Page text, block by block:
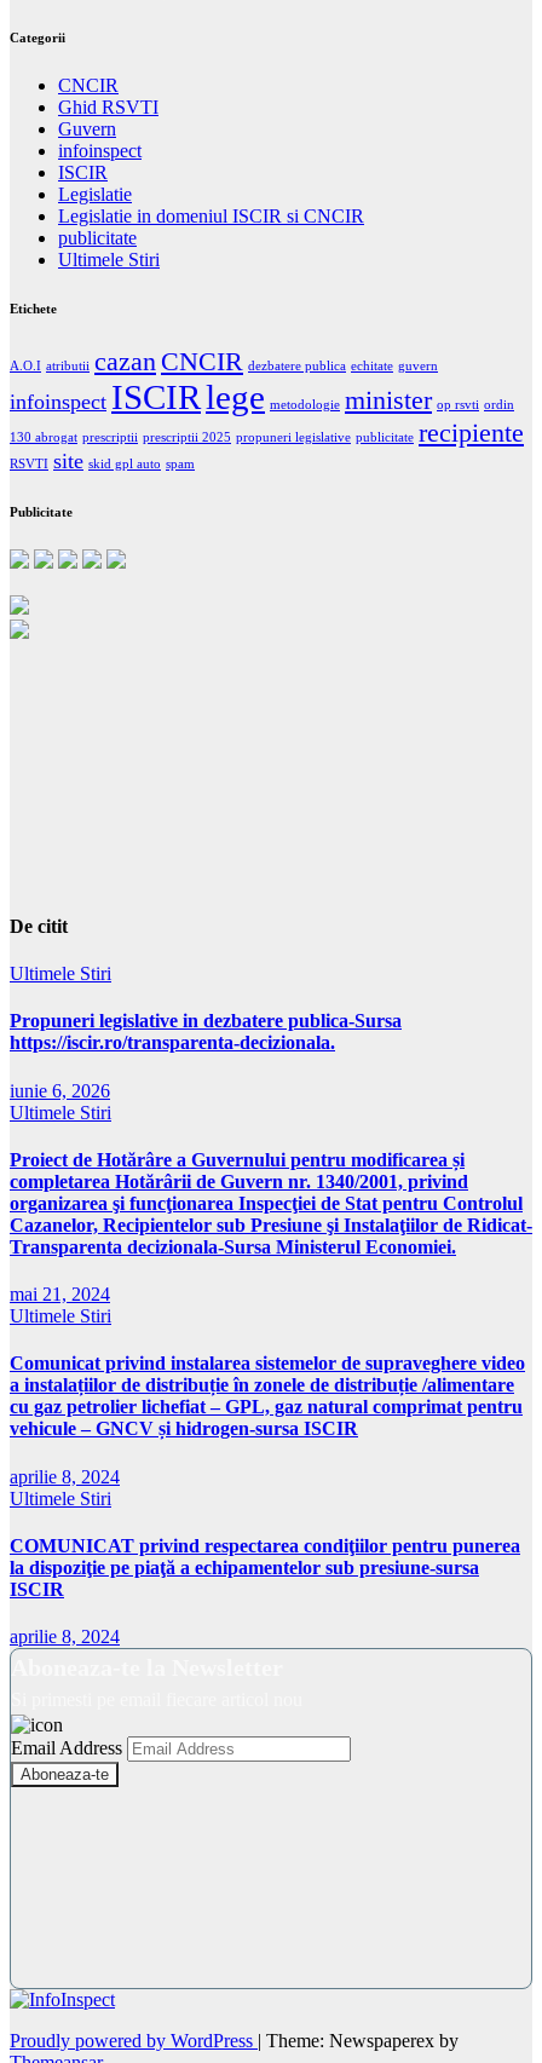
Categorii
CNCIR
Ghid RSVTI
Guvern
infoinspect
ISCIR
Legislatie
Legislatie in domeniul ISCIR si CNCIR
publicitate
Ultimele Stiri
Etichete
A.O.I atributii cazan CNCIR dezbatere publica echitate guvern
infoinspect ISCIRlege metodologie minister op rsvti ordin
130 abrogat prescriptii prescriptii 2025 propuneri legislative publicitate recipiente
RSVTI site skid gpl auto spam
Publicitate
De citit
Ultimele Stiri
Propuneri legislative in dezbatere publica-Sursa
https://iscir.ro/transparenta-decizionala.
iunie 6, 2026
Ultimele Stiri
Proiect de Hotărâre a Guvernului pentru modificarea și
completarea Hotărârii de Guvern nr. 1340/2001, privind
organizarea şi funcţionarea Inspecţiei de Stat pentru Controlul
Cazanelor, Recipientelor sub Presiune şi Instalaţiilor de Ridicat-
Transparenta decizionala-Sursa Ministerul Economiei.
mai 21, 2024
Ultimele Stiri
Comunicat privind instalarea sistemelor de supraveghere video
a instalațiilor de distribuție în zonele de distribuție /alimentare
cu gaz petrolier lichefiat – GPL, gaz natural comprimat pentru
vehicule – GNCV și hidrogen-sursa ISCIR
aprilie 8, 2024
Ultimele Stiri
COMUNICAT privind respectarea condiţiilor pentru punerea
la dispoziţie pe piaţă a echipamentelor sub presiune-sursa
ISCIR
aprilie 8, 2024
Email Address
Proudly powered by WordPress | Theme: Newspaperex by